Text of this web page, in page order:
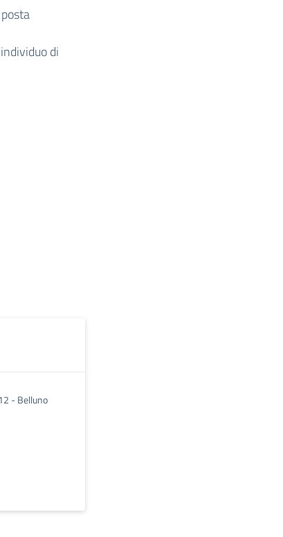
di
- Belluno